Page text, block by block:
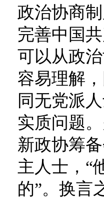
政治协商
完善中国
可以从政
容易理解
同无党派
实质问题
新政协筹
主人士，“
的”。换言